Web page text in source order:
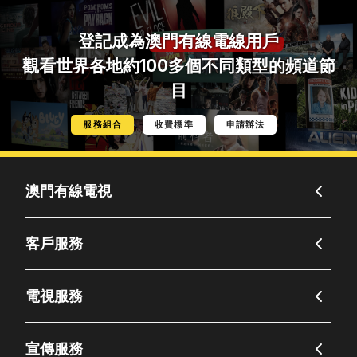
登記成為澳門有線電線用戶
觀看世界各地約100多個不同類型的頻道節
目
服務組合 收費標準 申請辦法
澳門有線電視
客戶服務
電視服務
宣傳服務